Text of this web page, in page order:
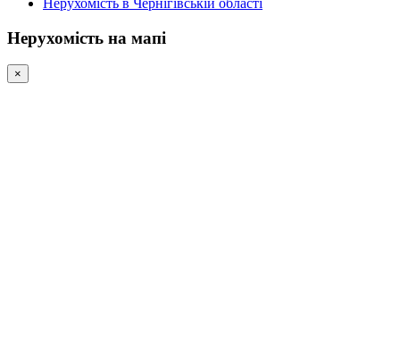
Нерухомість в Чернігівській області
Нерухомість на мапі
×